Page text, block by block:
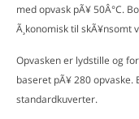
med opvask pÃ¥ 50Â°C.
Ã¸konomisk til skÃ¥nsomt
Opvasken er lydstille og
baseret pÃ¥ 280
standardkuverter.